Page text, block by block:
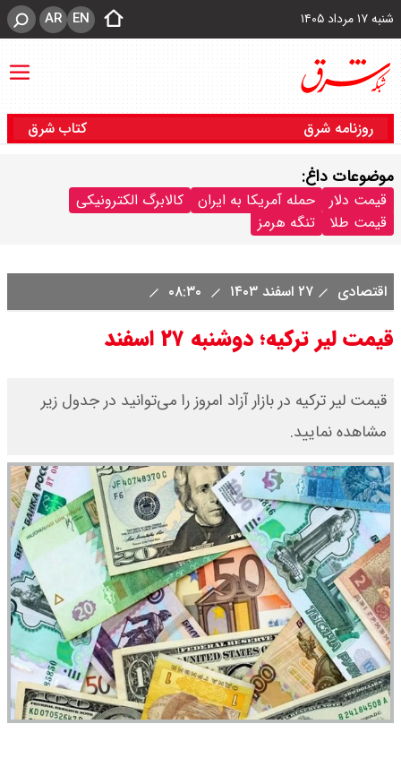
شنبه ۱۷ مرداد ۱۴۰۵ EN
AR
روزنامه شرق کتاب شرق
موضوعات داغ:
قیمت دلار حمله آمریکا به ایران
کالابرگ الکترونیکی
قیمت طلا
تنگه هرمز
اقتصادی ۲۷ اسفند ۱۴۰۳
قیمت لیر ترکیه؛ دوشنبه ۲۷ اسفند
قیمت لیر ترکیه در بازار آزاد امروز را می‌توانید در جدول زیر
مشاهده نمایید.